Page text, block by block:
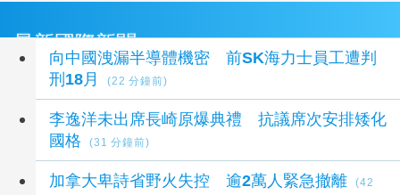
最新國際新聞
向中國洩漏半導體機密 前SK海力士員工遭判
刑18月
(22 分鐘前)
李逸洋未出席長崎原爆典禮 抗議席次安排矮化
國格
(31 分鐘前)
加拿大卑詩省野火失控 逾2萬人緊急撤離
(42